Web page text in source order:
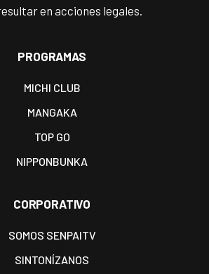
en acciones legales.
PROGRAMAS
MICHI CLUB
MANGAKA
TOP GO
NIPPONBUNKA
CORPORATIVO
SOMOS SENPAITV
SINTONÍZANOS